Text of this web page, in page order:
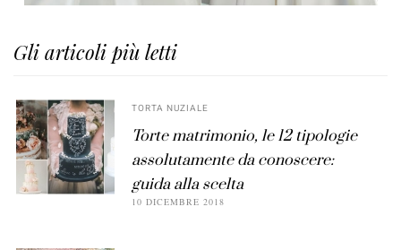
Gli articoli più letti
TORTA NUZIALE
Torte matrimonio, le 12 tipologie
assolutamente da conoscere:
guida alla scelta
10 DICEMBRE 2018